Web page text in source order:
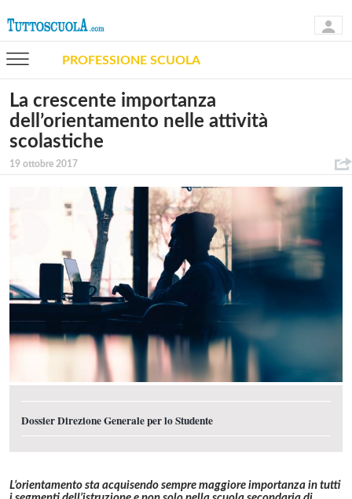
PROFESSIONE SCUOLA
La crescente importanza
dell’orientamento nelle attività
scolastiche
19 ottobre 2017
Dossier Direzione Generale per lo Studente
L’orientamento sta acquisendo sempre maggiore importanza in tutti